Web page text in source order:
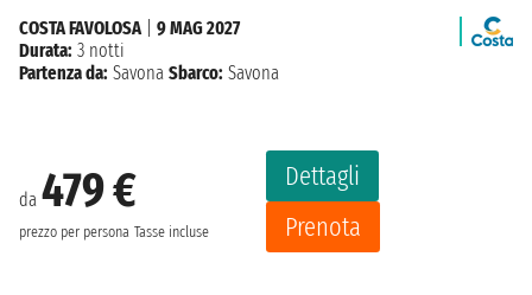
da 479 €
prezzo per persona Tasse incluse
Dettagli
Prenota
COSTA FAVOLOSA| 9 MAG 2027
Durata: 3 notti
Partenza da: Savona Sbarco: Savona